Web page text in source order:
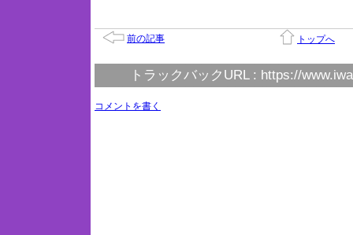
前の記事 トップへ
トラックバックURL : https://
コメントを書く